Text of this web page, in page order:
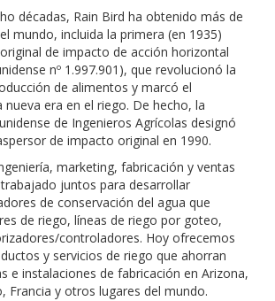
décadas, Rain Bird ha obtenido más de
mundo, incluida la primera (en 1935)
de impacto de acción horizontal
nº 1.997.901), que revolucionó la
de alimentos y marcó el
era en el riego. De hecho, la
de Ingenieros Agrícolas designó
de impacto original en 1990.
marketing, fabricación y ventas
juntos para desarrollar
de conservación del agua que
de riego, líneas de riego por goteo,
controladores. Hoy ofrecemos
y servicios de riego que ahorran
e instalaciones de fabricación en Arizona,
Francia y otros lugares del mundo.